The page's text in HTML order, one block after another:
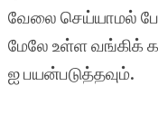
வேலை செய்யாமல்
மேலே உள்ள வங்கிக்
ஐ பயன்படுத்தவும்.